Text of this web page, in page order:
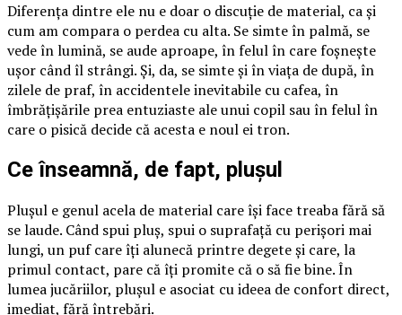
Diferența dintre ele nu e doar o discuție de material, ca și
cum am compara o perdea cu alta. Se simte în palmă, se
vede în lumină, se aude aproape, în felul în care foșnește
ușor când îl strângi. Și, da, se simte și în viața de după, în
zilele de praf, în accidentele inevitabile cu cafea, în
îmbrățișările prea entuziaste ale unui copil sau în felul în
care o pisică decide că acesta e noul ei tron.
Ce înseamnă, de fapt, plușul
Plușul e genul acela de material care își face treaba fără să
se laude. Când spui pluș, spui o suprafață cu perișori mai
lungi, un puf care îți alunecă printre degete și care, la
primul contact, pare că îți promite că o să fie bine. În
lumea jucăriilor, plușul e asociat cu ideea de confort direct,
imediat, fără întrebări.